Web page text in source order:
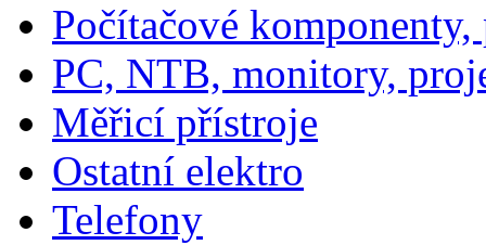
Počítačové
PC, NTB, monitory,
Měřicí přístroje
Ostatní elektro
Telefony